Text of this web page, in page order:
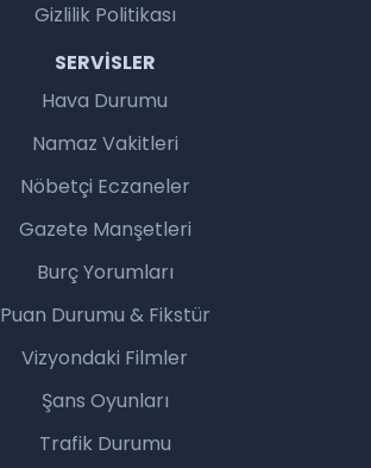
Gizlilik Politikası
SERVISLER
Hava Durumu
Namaz Vakitleri
Nöbetçi Eczaneler
Gazete Manşetleri
Burç Yorumları
Puan Durumu & Fikstür
Vizyondaki Filmler
Şans Oyunları
Trafik Durumu